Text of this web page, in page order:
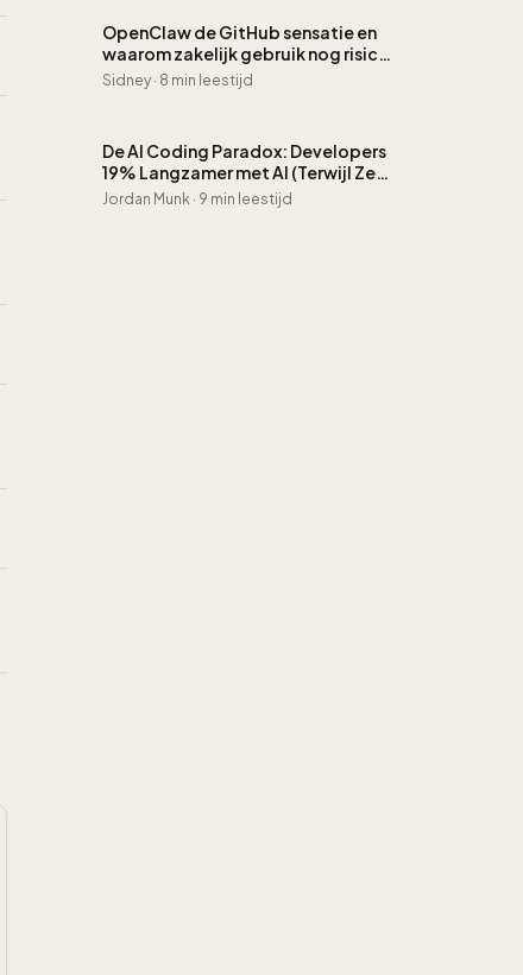
OpenClaw de GitHub sensatie en
waarom zakelijk gebruik nog risico
is
Sidney · 8 min leestijd
De AI Coding Paradox: Developers
19% Langzamer met AI (Terwijl Ze
Denken Sneller te Zijn)
Jordan Munk · 9 min leestijd